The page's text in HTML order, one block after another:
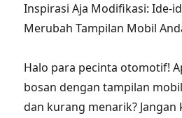
Inspirasi Aja Modifikasi: Ide-
Merubah Tampilan Mobil
Halo para pecinta otomotif!
bosan dengan tampilan
dan kurang menarik? Jangan